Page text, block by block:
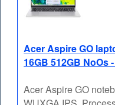
Acer Aspire GO
16GB 512GB NoOs
Acer Aspire GO